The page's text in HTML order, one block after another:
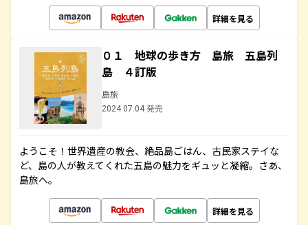
詳細を見る
０１ 地球の歩き方 島旅 五島列
島 ４訂版
島旅
2024.07.04 発売
ようこそ！世界遺産の教会、絶品島ごはん、古民家ステイな
ど、島の人が教えてくれた五島の魅力をギュッと凝縮。さあ、
島旅へ。
詳細を見る